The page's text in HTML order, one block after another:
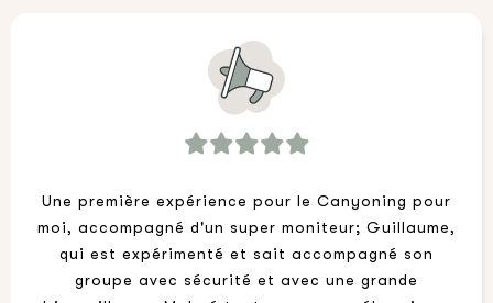
Une première expérience pour le Canyoning pour
moi, accompagné d'un super moniteur; Guillaume,
qui est expérimenté et sait accompagné son
groupe avec sécurité et avec une grande